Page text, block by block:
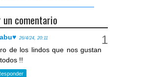
un comentario
26/4/24, 20:11
de los lindos que nos gustan
!!